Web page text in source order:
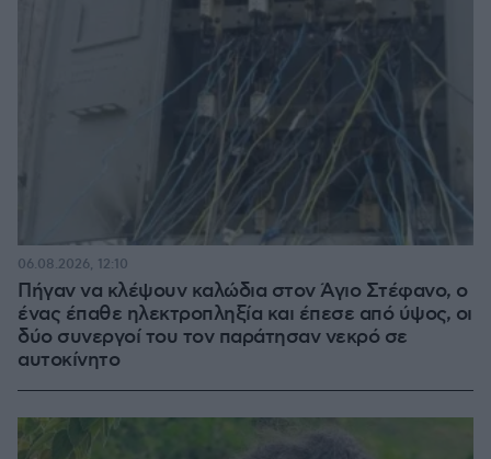
Πήγαν να κλέψουν καλώδια στον Άγιο Στέφανο, ο
ένας έπαθε ηλεκτροπληξία και έπεσε από ύψος, οι
δύο συνεργοί του τον παράτησαν νεκρό σε
αυτοκίνητο
06.08.2026, 12:10